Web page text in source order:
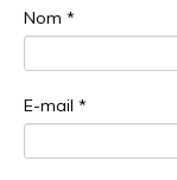
Nom *
E-mail *